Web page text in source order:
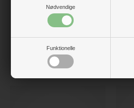
Nødvendige
Funktionelle
Indeholder ingen skadelige stoffer
Måske er du også
følgende